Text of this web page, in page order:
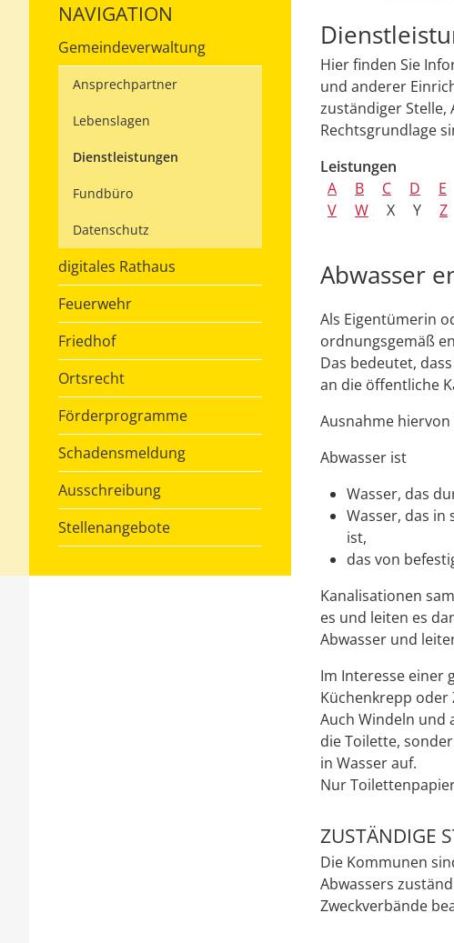
NAVIGATION
Gemeindeverwaltung
Ansprechpartner
Lebenslagen
Dienstleistungen
Fundbüro
Datenschutz
digitales Rathaus
Feuerwehr
Friedhof
Ortsrecht
Förderprogramme
Schadensmeldung
Ausschreibung
Stellenangebote
Hier finden Sie
und anderer
zuständiger Stelle,
Rechtsgrundlage
Leistungen
A
B C D E
V
W X Y Z
Abwasser
Als Eigentümerin
ordnungsgemäß
Das bedeutet,
an die öffentliche
Ausnahme hiervon
Abwasser ist
Wasser, das
Wasser, das
ist,
das von
Kanalisationen
es und leiten es
Abwasser und
Im Interesse einer
Küchenkrepp
Auch Windeln und
die Toilette,
in Wasser auf.
Nur
ZUSTÄNDIGE
Die Kommunen
Abwassers
Zweckverbände